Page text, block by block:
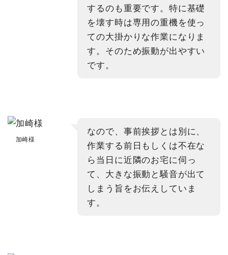
するのも重要です。特に基礎
を壊す時は専用の重機を使っ
ての大掛かりな作業になりま
す。そのため振動が出やすい
です。
加崎様
なので、事前挨拶とは別に、
作業する前日もしくは不在な
ら当日に近隣のお宅に伺っ
て、大きな振動と騒音が出て
しまう旨をお伝えしていま
す。